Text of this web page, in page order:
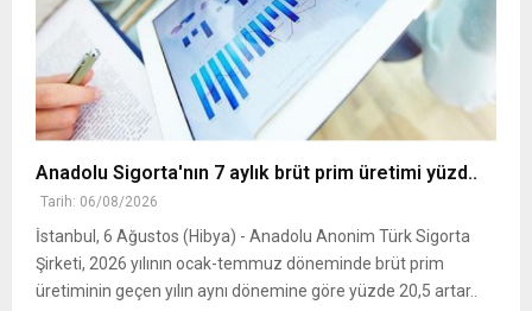
Anadolu Sigorta'nın 7 aylık brüt prim üretimi yüzd..
Tarih: 06/08/2026
İstanbul, 6 Ağustos (Hibya) - Anadolu Anonim Türk Sigorta
Şirketi, 2026 yılının ocak-temmuz döneminde brüt prim
üretiminin geçen yılın aynı dönemine göre yüzde 20,5 artar..